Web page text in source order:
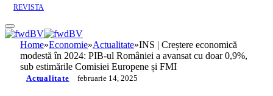
REVISTA
Home»Economie»Actualitate»INS | Creștere economică
modestă în 2024: PIB-ul României a avansat cu doar 0,9%,
sub estimările Comisiei Europene și FMI
Actualitate februarie 14, 2025